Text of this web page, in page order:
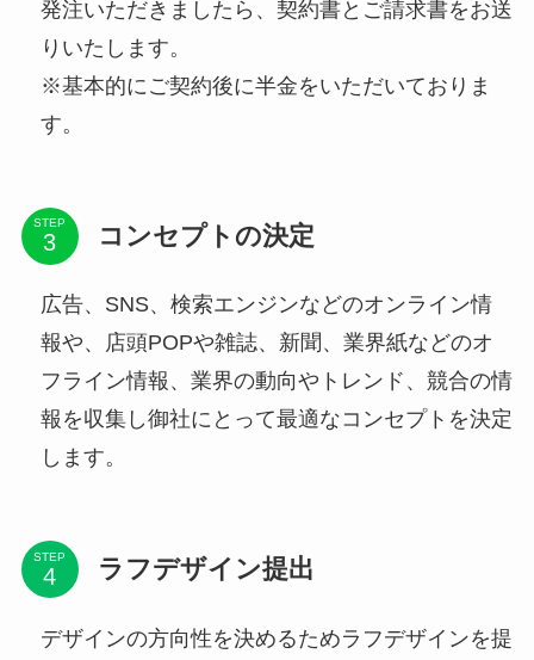
発注いただきましたら、契約書とご請求書をお送
りいたします。
※基本的にご契約後に半金をいただいておりま
す。
STEP コンセプトの決定
広告、SNS、検索エンジンなどのオンライン情
報や、店頭POPや雑誌、新聞、業界紙などのオ
フライン情報、業界の動向やトレンド、競合の情
報を収集し御社にとって最適なコンセプトを決定
します。
STEP ラフデザイン提出
デザインの方向性を決めるためラフデザインを提